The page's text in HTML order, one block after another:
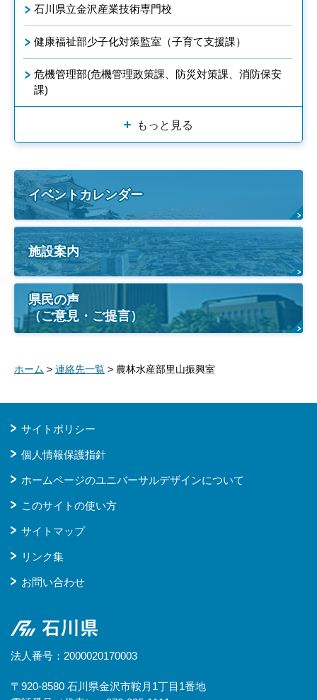
石川県立金沢産業技術専門校
健康福祉部少子化対策監室（子育て支援課）
危機管理部(危機管理政策課、防災対策課、消防保安
課)
もっと見る
イベントカレンダー
施設案内
県民の声
（ご意見・ご提言）
ホーム > 連絡先一覧 > 農林水産部里山振興室
サイトポリシー
個人情報保護指針
ホームページのユニバーサルデザインについて
このサイトの使い方
サイトマップ
リンク集
お問い合わせ
石川県
法人番号：2000020170003
〒920-8580 石川県金沢市鞍月1丁目1番地